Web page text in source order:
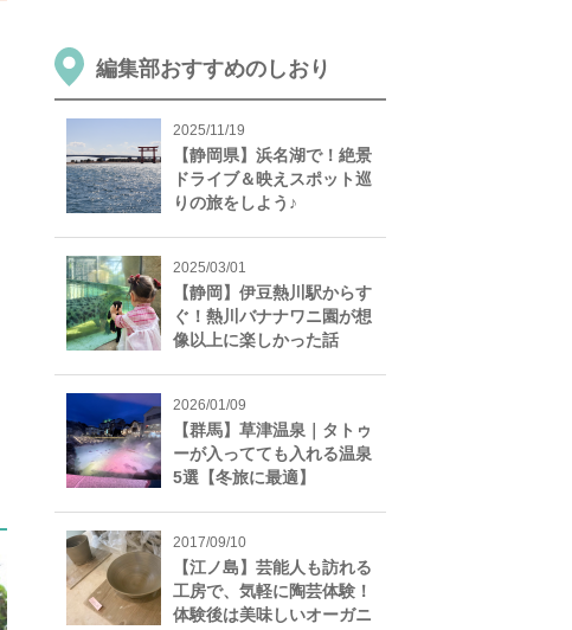
編集部おすすめのしおり
2025/11/19
【静岡県】浜名湖で！絶景
ドライブ＆映えスポット巡
りの旅をしよう♪
2025/03/01
【静岡】伊豆熱川駅からす
ぐ！熱川バナナワニ園が想
像以上に楽しかった話
2026/01/09
【群馬】草津温泉｜タトゥ
ーが入ってても入れる温泉
5選【冬旅に最適】
2017/09/10
【江ノ島】芸能人も訪れる
工房で、気軽に陶芸体験！
体験後は美味しいオーガニ